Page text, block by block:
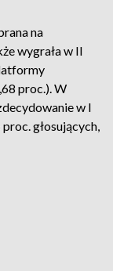
na
wygrała w II
proc.). W
w I
głosujących,